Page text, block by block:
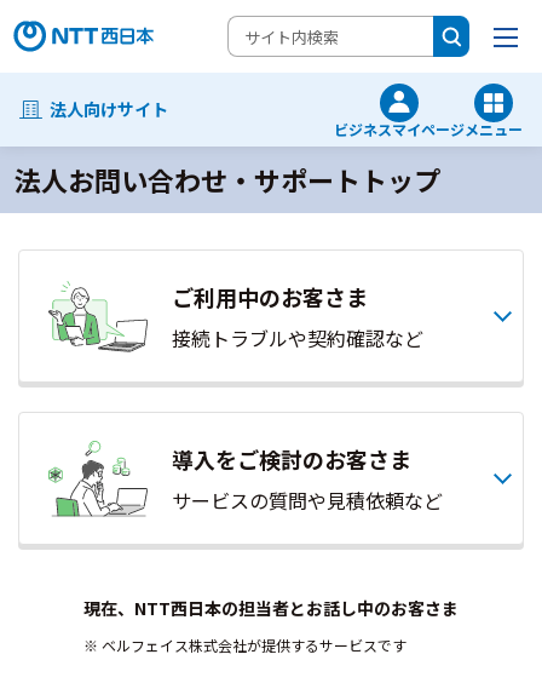
法人向けサイト
ビジネスマイページメニュー
法人お問い合わせ・サポートトップ
ご利用中のお客さま
接続トラブルや契約確認など
導入をご検討のお客さま
サービスの質問や見積依頼など
現在、NTT西日本の担当者とお話し中のお客さま
ベルフェイス株式会社が提供するサービスです